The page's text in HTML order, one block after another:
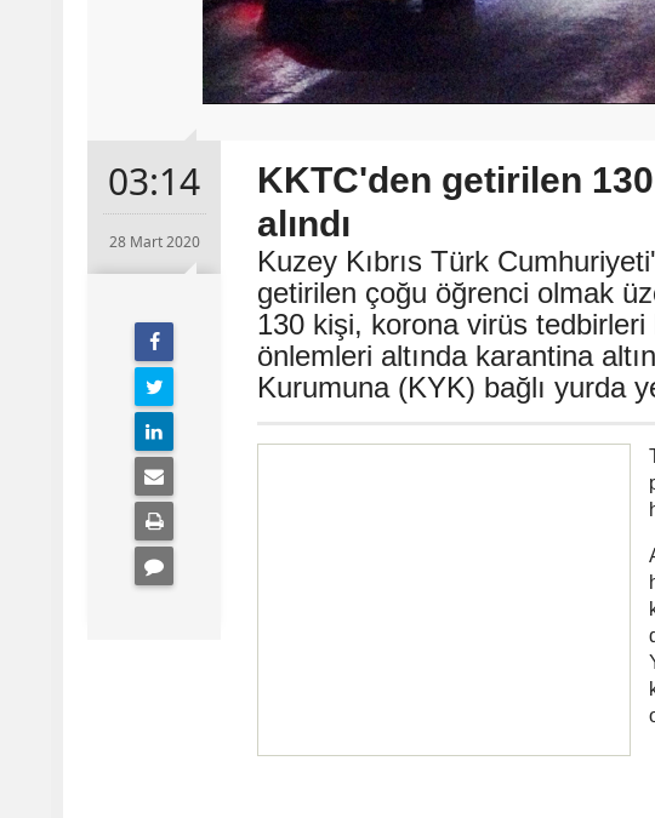
03:14
28 Mart 2020
KKTC'den getirilen
alındı
Kuzey Kıbrıs Türk
getirilen çoğu öğrenci olmak
130 kişi, korona virüs
önlemleri altında karantina
Kurumuna (KYK) bağlı yurda